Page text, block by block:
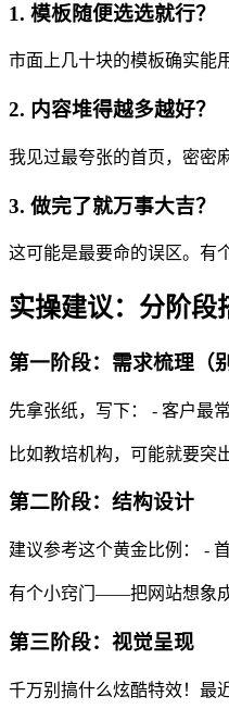
1. 模板随便选选就行？
市面上几十块的模板确实能
2. 内容堆得越多越好？
我见过最夸张的首页，密密
3. 做完了就万事大吉？
这可能是最要命的误区。有
实操建议：分阶段
第一阶段：需求梳理（
先拿张纸，写下： - 客户最
比如教培机构，可能就要突
第二阶段：结构设计
建议参考这个黄金比例： -
有个小窍门——把网站想象
第三阶段：视觉呈现
千万别搞什么炫酷特效！最